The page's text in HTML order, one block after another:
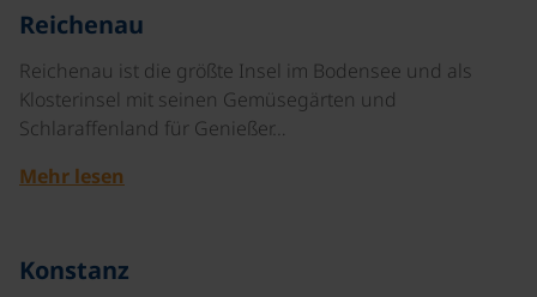
Reichenau
Reichenau ist die größte Insel im Bodensee und als
Klosterinsel mit seinen Gemüsegärten und
Schlaraffenland für Genießer…
Mehr lesen
Konstanz